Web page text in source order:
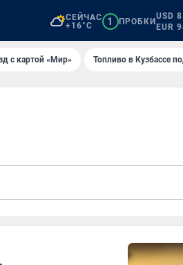
СЕЙЧАС
+16°C
1 ПРОБКИ
USD
EUR
с картой «Мир» Топливо в Кузбассе